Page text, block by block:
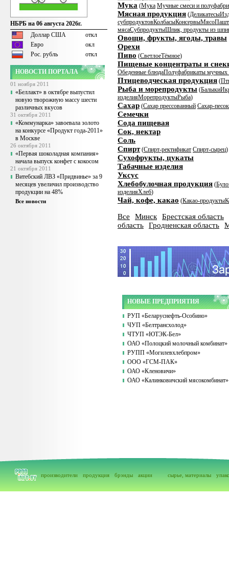
НБРБ на 06 августа 2026г.
Доллар США
откл
Евро
окл
Рос. рубль
откл
НОВОСТИ ПОРТАЛА
01 ноября 2011
«Беллакт» в октябре выпустил
новую творожную массу шести
различных вкусов
31 октября 2011
«Коммунарка» завоевала золото
на конкурсе «Продукт года-2011»
в Москве
26 октября 2011
«Первая шоколадная компания»
начала выпуск конфет с кокосом
21 октября 2011
Витебский ЛВЗ «Придвинье» за 9
месяцев увеличил производство
продукции на 48%
Все новости
Мука (Мука Мучные смеси и
Мясная продукция (Деликатесы
субпродуктовКолбасыКонсервыМясо
мясаСубпродуктыШпик, продукты из
Овощи, фрукты, ягоды, травы
Орехи
Пиво (СветлоеТёмное)
Пищевые концентраты и
Обеденные блюдаПолуфабрикаты мучных
Птицеводческая продукция (
Рыба и морепродукты (Балыки
изделияМорепродуктыРыба)
Сахар (Сахар прессованный Сахар-песок
Семечки
Сода пищевая
Сок, нектар
Соль
Спирт(Спирт-ректификат Спирт-сырец)
Сухофрукты, цукаты
Табачные изделия
Уксус
Хлебобулочная продукция (
изделияХлеб)
Чай, кофе, какао (Какао-продукты
Все Минск
Брестская область
область
Гродненская область
НОВЫЕ ПРЕДПРИЯТИЯ
РУП «Беларуснефть-Особино»
ЧУП «Белтрансхолод»
ЧТУП «ЮТЭК-Бел»
ОАО «Полоцкий молочный комбинат»
РУПП «Могилевхлебпром»
ООО «ГСМ-ПАК»
ОАО «Кленовичи»
ОАО «Калинковичский мясокомбинат»
производители продукция брэнды акции сырье, материалы